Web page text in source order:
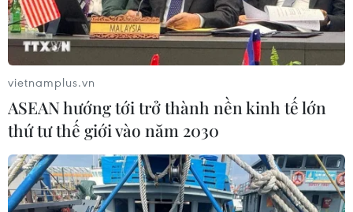
và hiệu quả.
vietnamplus.vn
ASEAN hướng tới trở thành nền kinh tế lớn
thứ tư thế giới vào năm 2030